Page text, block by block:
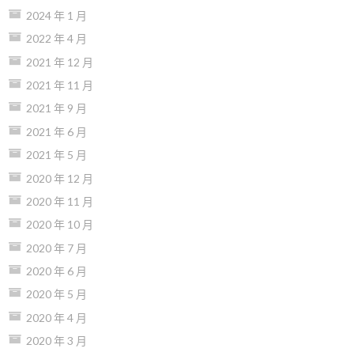
2024 年 1 月
2022 年 4 月
2021 年 12 月
2021 年 11 月
2021 年 9 月
2021 年 6 月
2021 年 5 月
2020 年 12 月
2020 年 11 月
2020 年 10 月
2020 年 7 月
2020 年 6 月
2020 年 5 月
2020 年 4 月
2020 年 3 月